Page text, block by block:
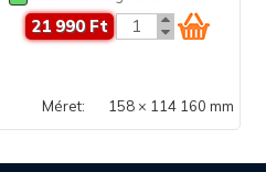
21 990 Ft
Méret: 158 × 114 160 mm